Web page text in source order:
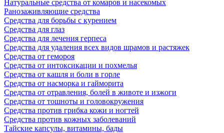
Натуральные средства от комаров и насекомых
Ранозаживляющие средства
Средства для борьбы с курением
Средства для глаз
Средства для лечения герпеса
Средства для удаления всех видов шрамов и растяжек
Средства от гемороя
Средства от интоксикации и похмелья
Средства от кашля и боли в горле
Средства от насморка и гайморита
Средства от отравления, болей в животе и изжоги
Средства от тошноты и головокружения
Средства против грибка кожи и ногтей
Средства против кожных заболеваний
Тайские капсулы, витамины, бады